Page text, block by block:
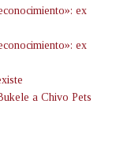
ex
ex
a Chivo Pets